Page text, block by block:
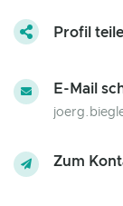
Profil
E-Mail
Zum